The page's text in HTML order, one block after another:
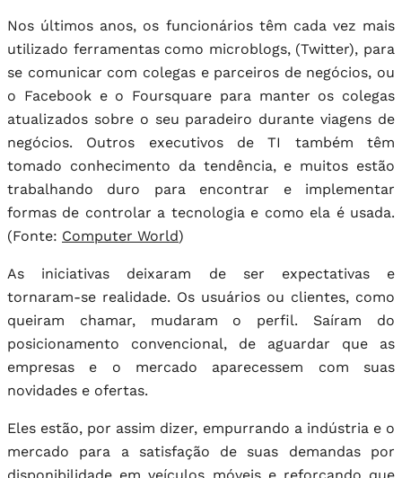
Nos últimos anos, os funcionários têm cada vez mais
utilizado ferramentas como microblogs, (Twitter), para
se comunicar com colegas e parceiros de negócios, ou
o Facebook e o Foursquare para manter os colegas
atualizados sobre o seu paradeiro durante viagens de
negócios. Outros executivos de TI também têm
tomado conhecimento da tendência, e muitos estão
trabalhando duro para encontrar e implementar
formas de controlar a tecnologia e como ela é usada.
(Fonte: Computer World)
As iniciativas deixaram de ser expectativas e
tornaram-se realidade. Os usuários ou clientes, como
queiram chamar, mudaram o perfil. Saíram do
posicionamento convencional, de aguardar que as
empresas e o mercado aparecessem com suas
novidades e ofertas.
Eles estão, por assim dizer, empurrando a indústria e o
mercado para a satisfação de suas demandas por